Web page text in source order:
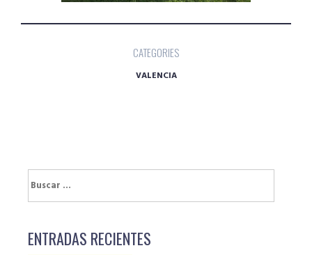
CATEGORIES
VALENCIA
Buscar:
ENTRADAS RECIENTES